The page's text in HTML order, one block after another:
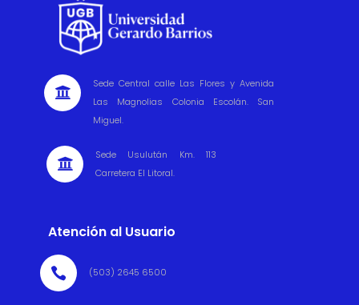

Sede Central calle Las Flores y Avenida
Las Magnolias Colonia Escolán. San
Miguel.

Sede Usulután Km. 113
Carretera El Litoral.
Atención al Usuario
 (503) 2645 6500